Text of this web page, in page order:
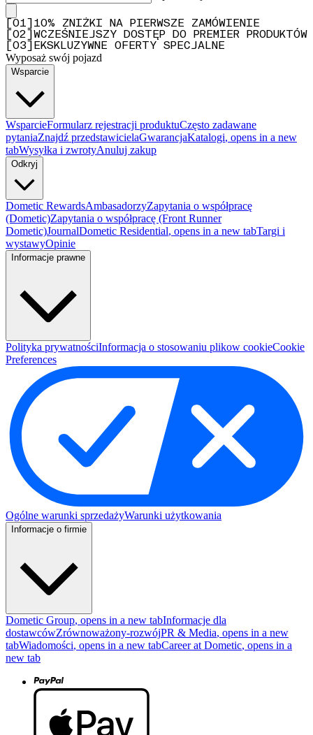
[01] 10% ZNIŻKI NA PIERWSZE ZAMÓWIENIE
[02] WCZEŚNIEJSZY DOSTĘP DO PREMIER PRODUKTÓW
[03] EKSKLUZYWNE OFERTY SPECJALNE
Wyposaż swój pojazd
Wsparcie
WsparcieFormularz rejestracji produktuCzęsto zadawane
pytaniaZnajdź przedstawicielaGwarancjaKatalogi, opens in a new
tabWysyłka i zwrotyAnuluj zakup
Odkryj
Dometic RewardsAmbasadorzyZapytania o współpracę
(Dometic)Zapytania o współpracę (Front Runner
Dometic)JournalDometic Residential, opens in a new tabTargi i
wystawyOpinie
Informacje prawne
Polityka prywatnościInformacja o stosowaniu plikow cookieCookie
Preferences
Ogólne warunki sprzedażyWarunki użytkowania
Informacje o firmie
Dometic Group, opens in a new tabInformacje dla
dostawcówZrównoważony-rozwójPR & Media, opens in a new
tabWiadomości, opens in a new tabCareer at Dometic, opens in a
new tab